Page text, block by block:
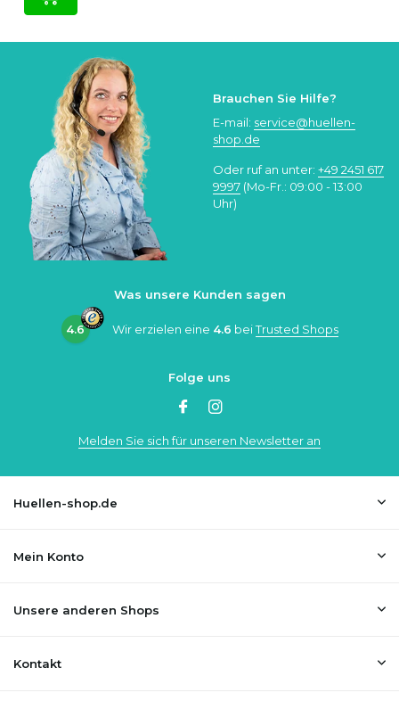
Brauchen Sie Hilfe?
E-mail: service@huellen-
shop.de
Oder ruf an unter: +49 2451 617
9997 (Mo-Fr.: 09:00 - 13:00
Uhr)
Was unsere Kunden sagen
4.6 Wir erzielen eine 4.6 beiTrusted Shops
Folge uns
Melden Sie sich für unseren Newsletter an
Huellen-shop.de
Mein Konto
Unsere anderen Shops
Kontakt